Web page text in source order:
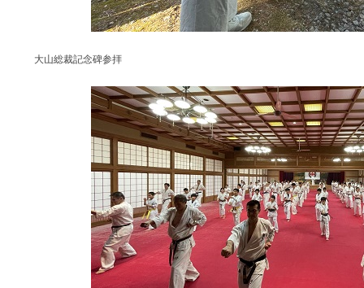
大山総裁記念碑参拝